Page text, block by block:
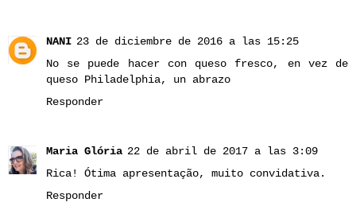
NANI 23 de diciembre de 2016 a las 15:25
No se puede hacer con queso fresco, en vez de
queso Philadelphia, un abrazo
Responder
Maria Glória 22 de abril de 2017 a las 3:09
Rica! Ótima apresentação, muito convidativa.
Responder